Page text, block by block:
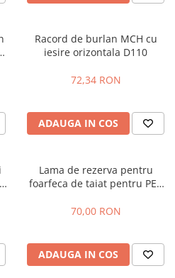
Racord de burlan MCH cu
iesire orizontala D110
72,34 RON
ADAUGA IN COS
Lama de rezerva pentru
foarfeca de taiat pentru PEX
70,00 RON
ADAUGA IN COS